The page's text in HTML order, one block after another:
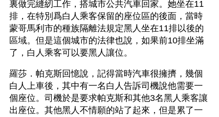
裏做完縫紉工作，搭城市公共汽車回家。她坐在11
排，在特別爲白人乘客保留的座位區的後面，當時
蒙哥馬利市的種族隔離法規定黑人坐在11排以後的
區域。但是這個城市的法律也說，如果前10排坐滿
了，白人乘客可以要黑人讓位。
羅莎．帕克斯回憶說，記得當時汽車很擁擠，幾個
白人上車後，其中有一名白人告訴司機說他需要一
個座位。司機於是要求帕克斯和其他3名黑人乘客讓
出座位。其他黑人不情願的站了起來，但是累了一